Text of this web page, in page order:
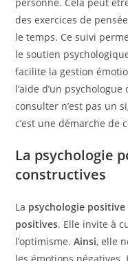
des exercices de
le temps. Ce suivi
le soutien
facilite la gestion
l’aide d’un
consulter n’est pas un
c’est une démarche de
La psychologie
constructives
La psychologie positive
positives. Elle invite à
l’optimisme.Ainsi, elle